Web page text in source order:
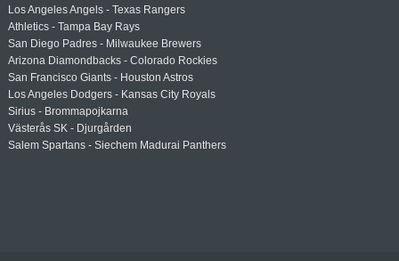
Los Angeles Angels - Texas Rangers
Athletics - Tampa Bay Rays
San Diego Padres - Milwaukee Brewers
Arizona Diamondbacks - Colorado Rockies
San Francisco Giants - Houston Astros
Los Angeles Dodgers - Kansas City Royals
Sirius - Brommapojkarna
Västerås SK - Djurgården
Salem Spartans - Siechem Madurai Panthers